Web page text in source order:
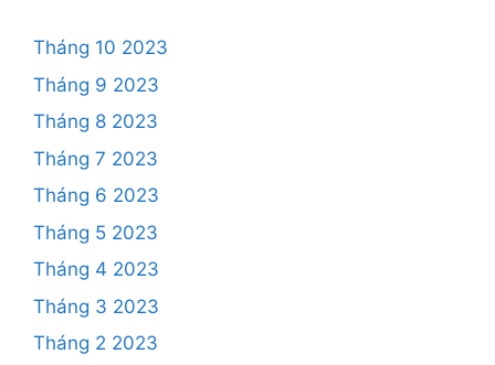
Tháng 10 2023
Tháng 9 2023
Tháng 8 2023
Tháng 7 2023
Tháng 6 2023
Tháng 5 2023
Tháng 4 2023
Tháng 3 2023
Tháng 2 2023